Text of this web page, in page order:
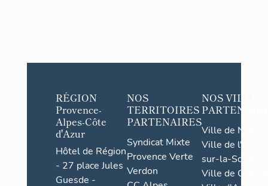
RÉGION
Provence-
Alpes-Côte
d'Azur
Hôtel de Région
- 27 place Jules
Guesde -
NOS
TERRITOIRES
PARTENAIRES
Syndicat Mixte
Provence Verte
Verdon
NOS VILLES
Ville de Nice
Ville de l'Isle-
sur-la-Sorgue
Ville de Grasse